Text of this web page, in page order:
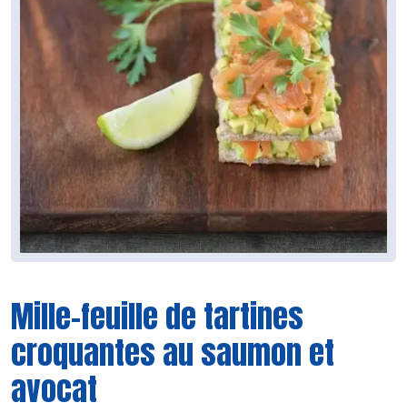
Mille-feuille de tartines
croquantes au saumon et
avocat